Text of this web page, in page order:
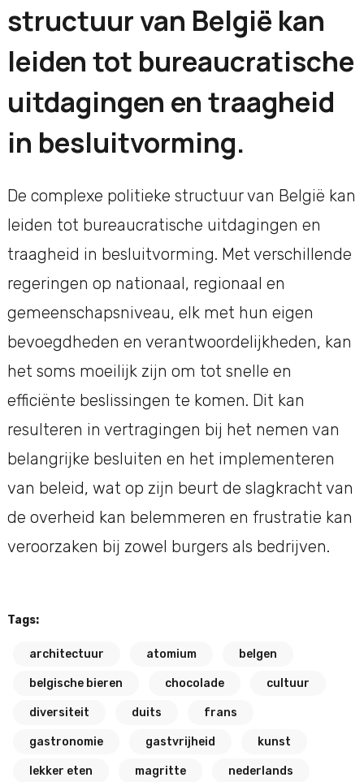
structuur van België kan
leiden tot bureaucratische
uitdagingen en traagheid
in besluitvorming.
De complexe politieke structuur van België kan
leiden tot bureaucratische uitdagingen en
traagheid in besluitvorming. Met verschillende
regeringen op nationaal, regionaal en
gemeenschapsniveau, elk met hun eigen
bevoegdheden en verantwoordelijkheden, kan
het soms moeilijk zijn om tot snelle en
efficiënte beslissingen te komen. Dit kan
resulteren in vertragingen bij het nemen van
belangrijke besluiten en het implementeren
van beleid, wat op zijn beurt de slagkracht van
de overheid kan belemmeren en frustratie kan
veroorzaken bij zowel burgers als bedrijven.
Tags:
architectuur atomium belgen
belgische bieren chocolade cultuur
diversiteit duits frans
gastronomie gastvrijheid kunst
lekker eten magritte nederlands